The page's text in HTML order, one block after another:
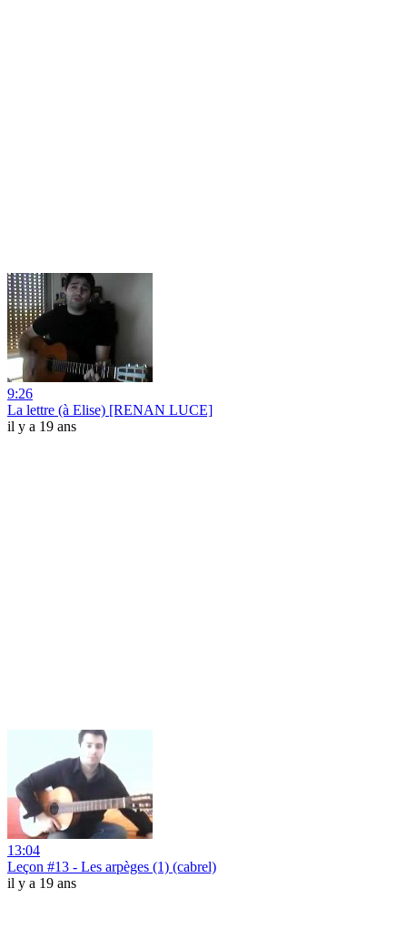
9:26
La lettre (à Elise) [RENAN LUCE]
il y a 19 ans
13:04
Leçon #13 - Les arpèges (1) (cabrel)
il y a 19 ans